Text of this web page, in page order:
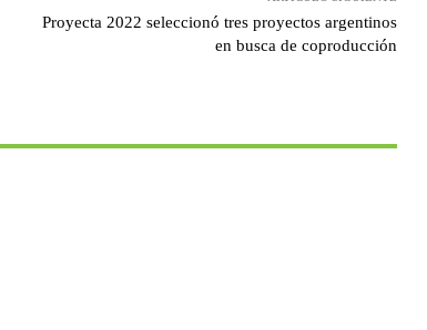
Proyecta 2022 seleccionó tres proyectos argentinos
en busca de coproducción